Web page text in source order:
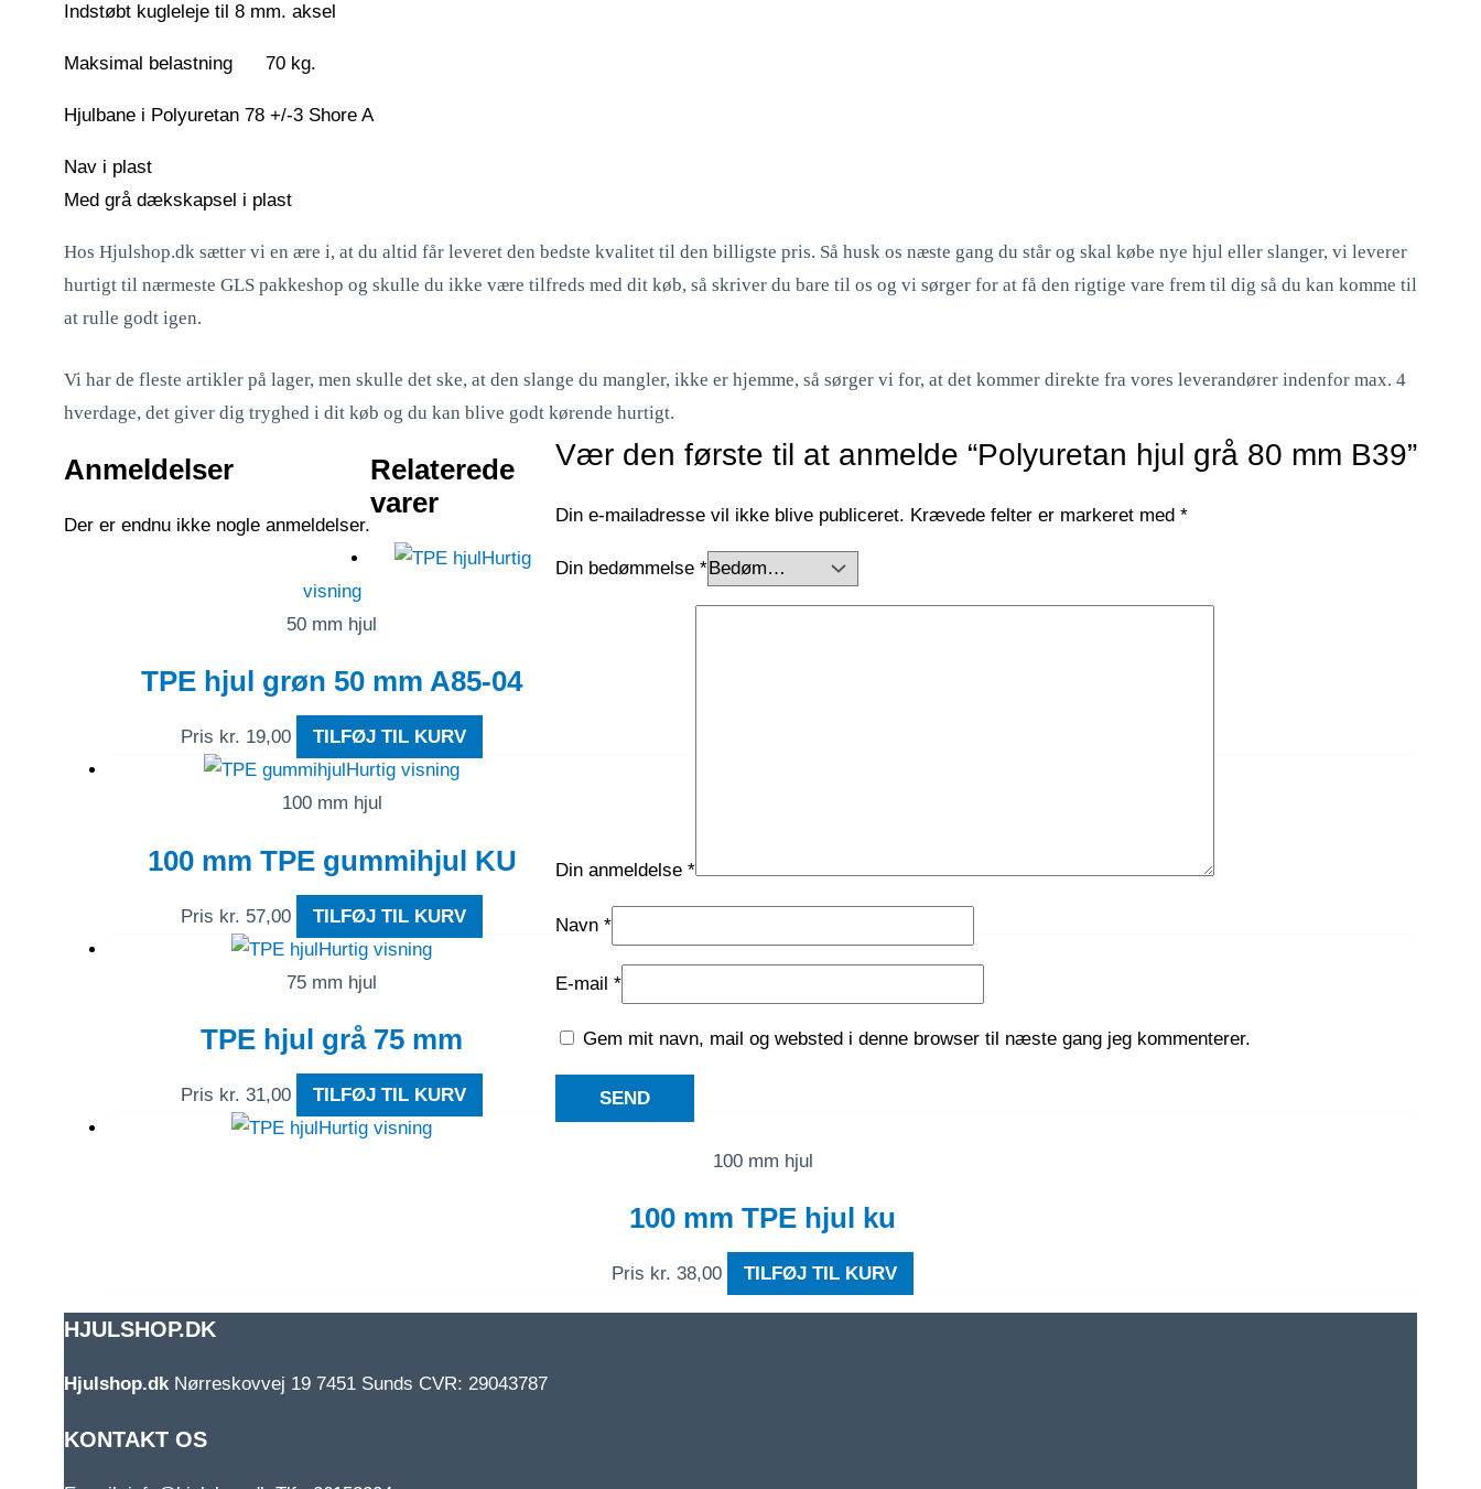
Indstøbt kugleleje til 8 mm. aksel
Maksimal belastning 70 kg.
Hjulbane i Polyuretan 78 +/-3 Shore A
Nav i plast
Med grå dækskapsel i plast
Hos Hjulshop.dk sætter vi en ære i, at du altid får leveret den bedste kvalitet til den billigste pris. Så husk os næste gang du står og skal købe nye hjul eller slanger, vi leverer
hurtigt til nærmeste GLS pakkeshop og skulle du ikke være tilfreds med dit køb, så skriver du bare til os og vi sørger for at få den rigtige vare frem til dig så du kan komme til
at rulle godt igen.
Vi har de fleste artikler på lager, men skulle det ske, at den slange du mangler, ikke er hjemme, så sørger vi for, at det kommer direkte fra vores leverandører indenfor max. 4
hverdage, det giver dig tryghed i dit køb og du kan blive godt kørende hurtigt.
Anmeldelser
Der er endnu ikke nogle anmeldelser.
Vær den første til at anmelde “Polyuretan hjul grå 80 mm B39”
Din e-mailadresse vil ikke blive publiceret. Krævede felter er markeret med *
Din bedømmelse *
Din anmeldelse *
Navn *
E-mail *
Gem mit navn, mail og websted i denne browser til næste gang jeg kommenterer.
Relaterede
varer
Hurtig
visning
50 mm hjul
TPE hjul grøn 50 mm A85-04
Pris kr. 19,00
TILFØJ TIL KURV
Hurtig visning
100 mm hjul
100 mm TPE gummihjul KU
Pris kr. 57,00
TILFØJ TIL KURV
Hurtig visning
75 mm hjul
TPE hjul grå 75 mm
Pris kr. 31,00
TILFØJ TIL KURV
Hurtig visning
100 mm hjul
100 mm TPE hjul ku
Pris kr. 38,00 TILFØJ TIL KURV
HJULSHOP.DK
Hjulshop.dk Nørreskovvej 19 7451 Sunds CVR: 29043787
KONTAKT OS